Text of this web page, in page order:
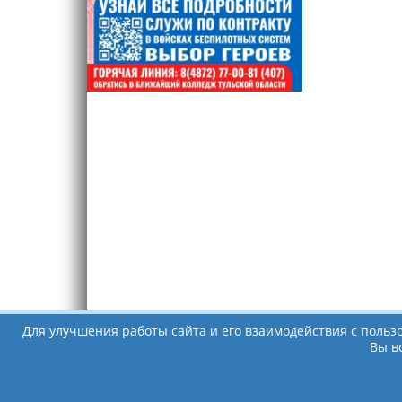
Для улучшения работы сайта и его взаимодействия с
Вы